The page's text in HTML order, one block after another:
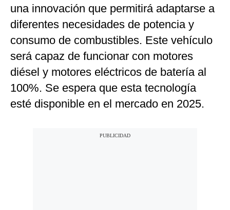
una innovación que permitirá adaptarse a
diferentes necesidades de potencia y
consumo de combustibles. Este vehículo
será capaz de funcionar con motores
diésel y motores eléctricos de batería al
100%. Se espera que esta tecnología
esté disponible en el mercado en 2025.